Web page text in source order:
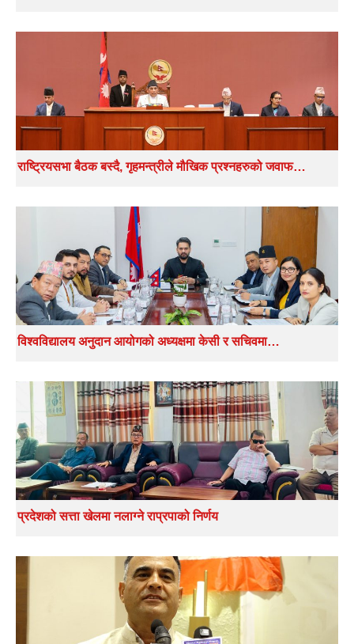
राष्ट्रियसभा बैठक बस्दै, गृहमन्त्रीले मौखिक प्रश्नहरुको जवाफ…
विश्वविद्यालय अनुदान आयोगको अध्यक्षमा केसी र सचिवमा…
प्रदेशको सत्ता खेलमा नलाग्ने राप्रपाको निर्णय